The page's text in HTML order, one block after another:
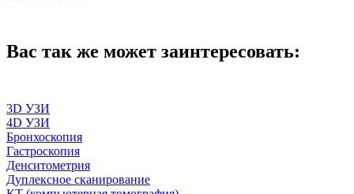
Вас так же может заинтересовать:
3D УЗИ
4D УЗИ
Бронхоскопия
Гастроскопия
Денситометрия
Дуплексное сканирование